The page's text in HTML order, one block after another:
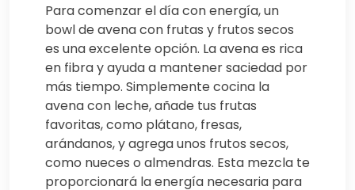
Para comenzar el día con energía, un
bowl de avena con frutas y frutos secos
es una excelente opción. La avena es rica
en fibra y ayuda a mantener saciedad por
más tiempo. Simplemente cocina la
avena con leche, añade tus frutas
favoritas, como plátano, fresas,
arándanos, y agrega unos frutos secos,
como nueces o almendras. Esta mezcla te
proporcionará la energía necesaria para